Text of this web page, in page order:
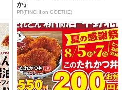
か』
PR(FINCHI on GOETHE)